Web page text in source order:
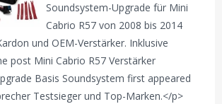
Soundsystem-Upgrade für Mini
Cabrio R57 von 2008 bis 2014
und OEM-Verstärker. Inklusive
post Mini Cabrio R57 Verstärker
Basis Soundsystem first appeared
Testsieger und Top-Marken.</p>